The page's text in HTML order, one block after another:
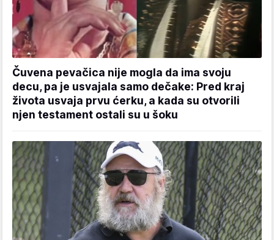
Čuvena pevačica nije mogla da ima svoju
decu, pa je usvajala samo dečake: Pred kraj
života usvaja prvu ćerku, a kada su otvorili
njen testament ostali su u šoku